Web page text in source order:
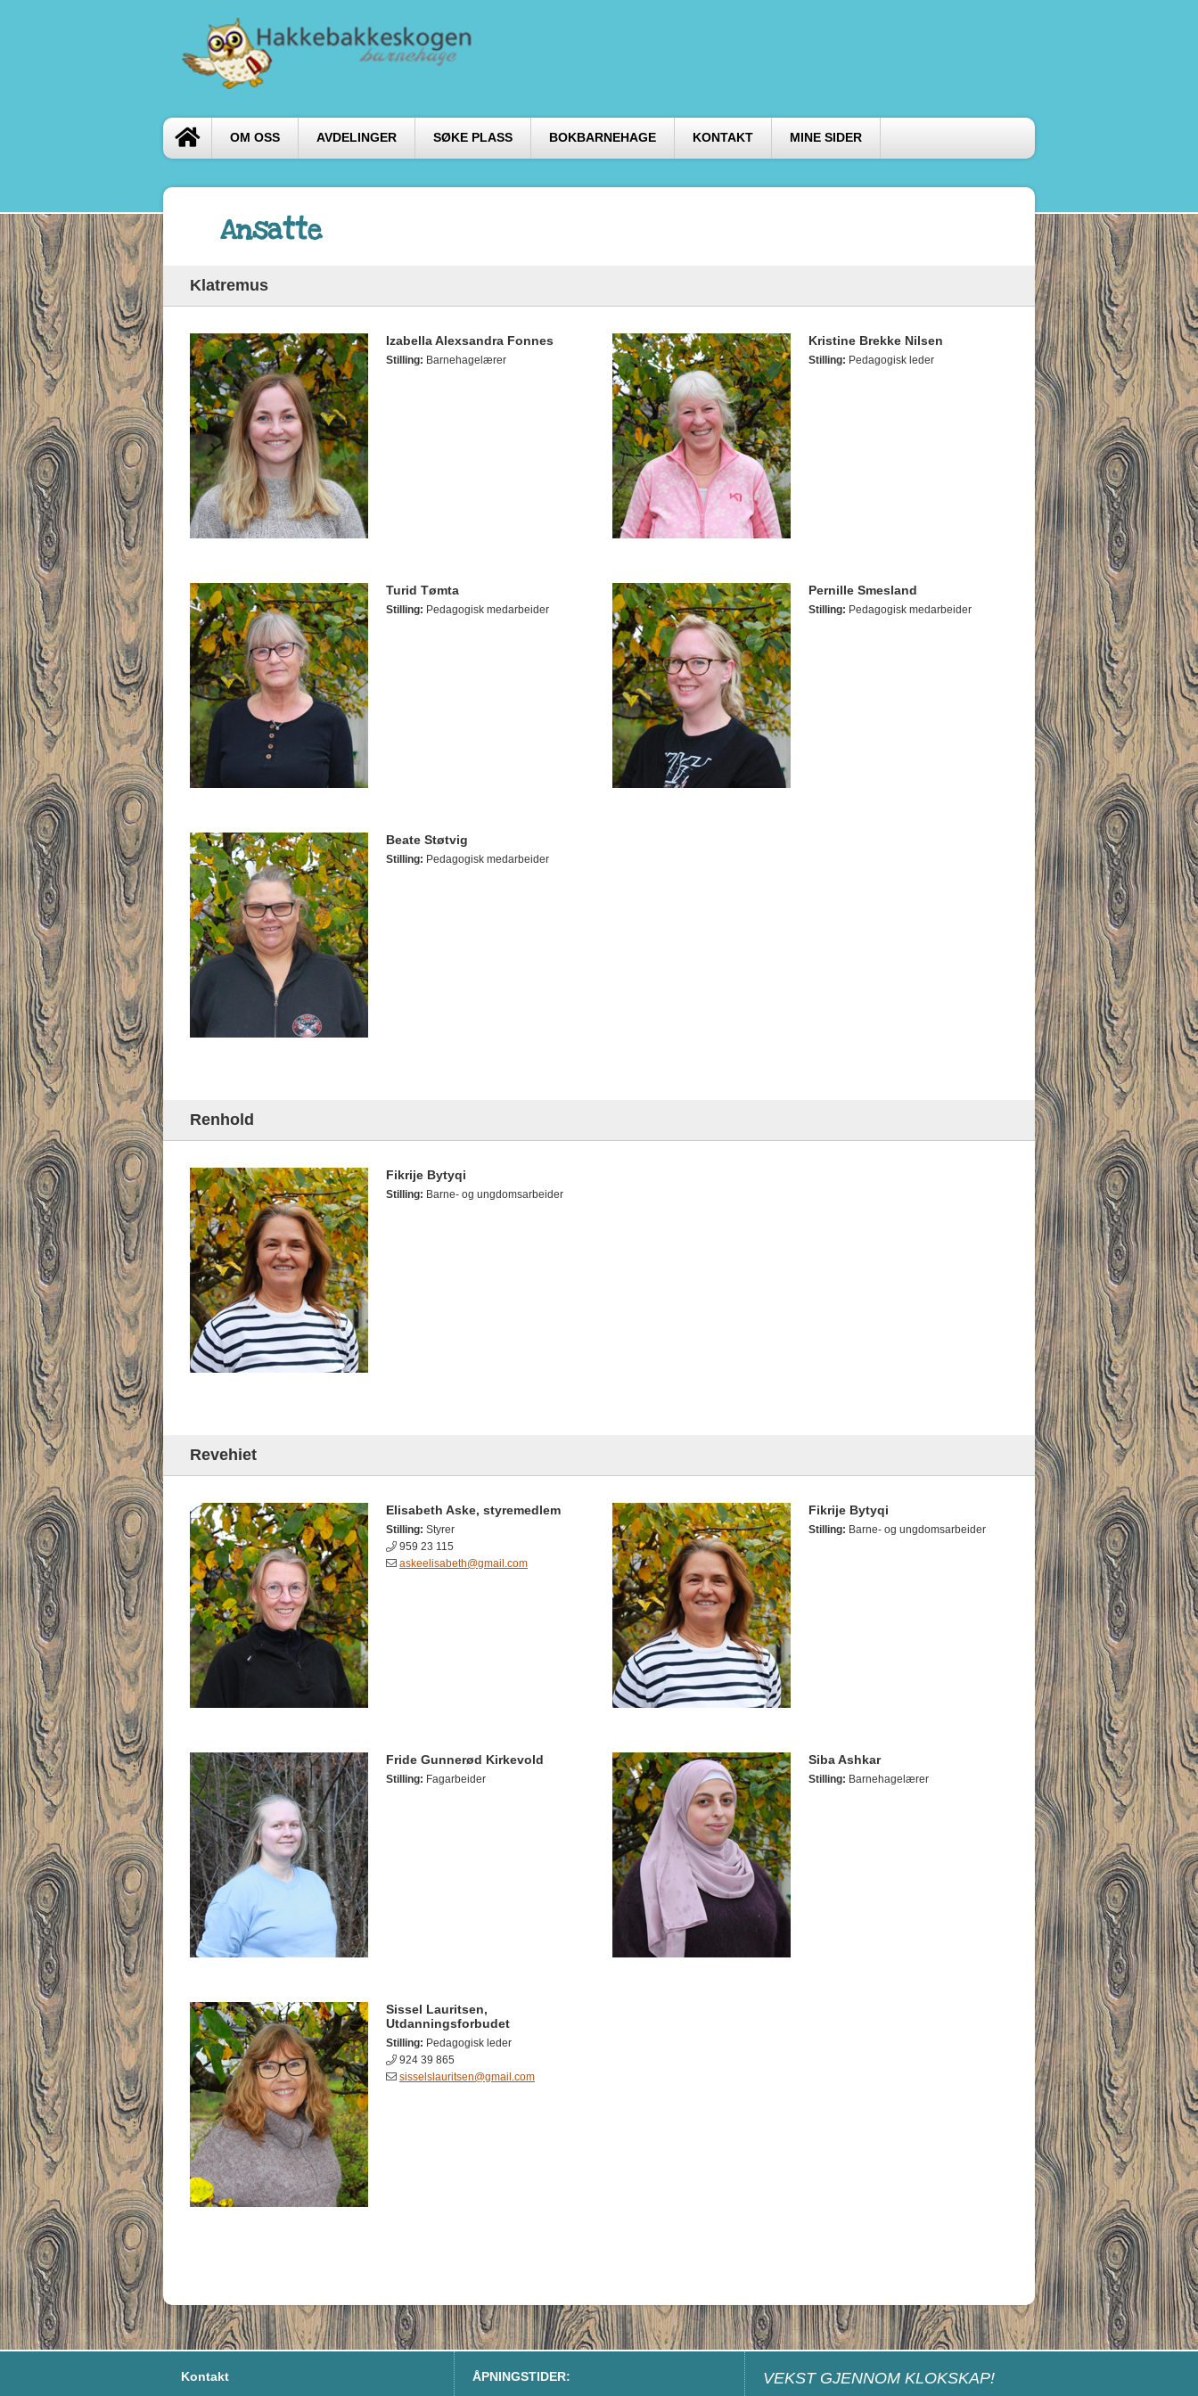
OM OSS AVDELINGER SØKE PLASS BOKBARNEHAGE KONTAKT MINE SIDER
Ansatte
Klatremus
Izabella Alexsandra Fonnes
Stilling: Barnehagelærer
Kristine Brekke Nilsen
Stilling: Pedagogisk leder
Turid Tømta
Stilling: Pedagogisk medarbeider
Pernille Smesland
Stilling: Pedagogisk medarbeider
Beate Støtvig
Stilling: Pedagogisk medarbeider
Renhold
Fikrije Bytyqi
Stilling: Barne- og ungdomsarbeider
Revehiet
Elisabeth Aske, styremedlem
Stilling: Styrer
959 23 115
askeelisabeth@gmail.com
Fikrije Bytyqi
Stilling: Barne- og ungdomsarbeider
Fride Gunnerød Kirkevold
Stilling: Fagarbeider
Siba Ashkar
Stilling: Barnehagelærer
Sissel Lauritsen,
Utdanningsforbudet
Stilling: Pedagogisk leder
924 39 865
sisselslauritsen@gmail.com
Kontakt ÅPNINGSTIDER: VEKST GJENNOM KLOKSKAP!